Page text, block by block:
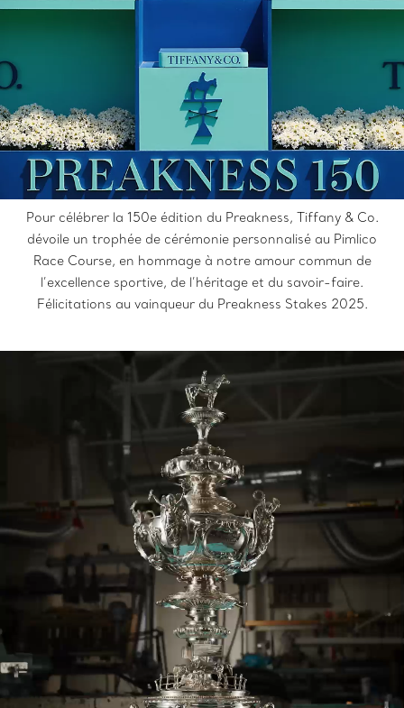
Pour célébrer la 150e édition du Preakness, Tiffany & Co.
dévoile un trophée de cérémonie personnalisé au Pimlico
Race Course, en hommage à notre amour commun de
l’excellence sportive, de l’héritage et du savoir-faire.
Félicitations au vainqueur du Preakness Stakes 2025.